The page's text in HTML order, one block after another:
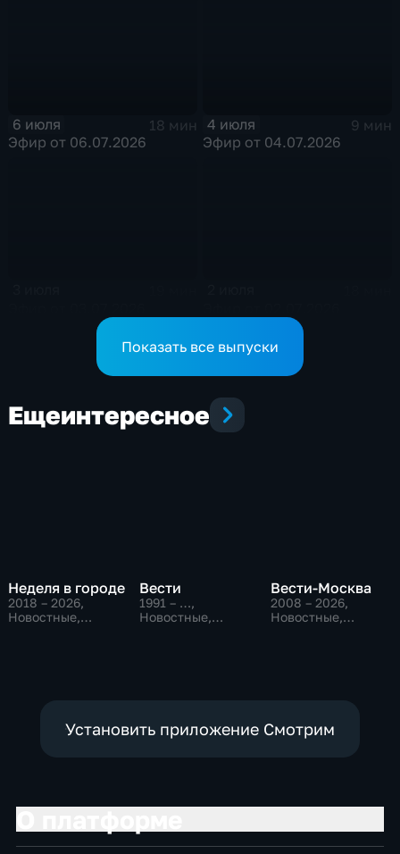
6 июля
18 мин
Эфир от 06.07.2026
4 июля
9 мин
Эфир от 04.07.2026
Показать все выпуски
Ещеинтересное
Неделя в городе
2018 – 2026,
Новостные,
Вести
1991 – …,
Новостные,
Вести-Москва
2008 – 2026,
Новостные,
Установить приложение Смотрим